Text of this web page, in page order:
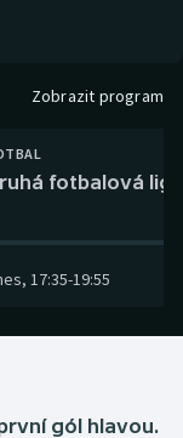
Zobrazit program
fotbalová
, 17:35-19:55
gól hlavou.